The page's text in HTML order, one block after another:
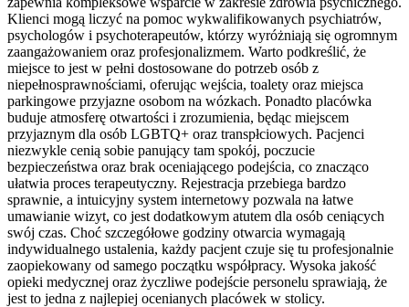
Klienci mogą liczyć na pomoc wykwalifikowanych psychiatrów,
psychologów i psychoterapeutów, którzy wyróżniają się ogromnym
zaangażowaniem oraz profesjonalizmem. Warto podkreślić, że
miejsce to jest w pełni dostosowane do potrzeb osób z
niepełnosprawnościami, oferując wejścia, toalety oraz miejsca
parkingowe przyjazne osobom na wózkach. Ponadto placówka
buduje atmosferę otwartości i zrozumienia, będąc miejscem
przyjaznym dla osób LGBTQ+ oraz transpłciowych. Pacjenci
niezwykle cenią sobie panujący tam spokój, poczucie
bezpieczeństwa oraz brak oceniającego podejścia, co znacząco
ułatwia proces terapeutyczny. Rejestracja przebiega bardzo
sprawnie, a intuicyjny system internetowy pozwala na łatwe
umawianie wizyt, co jest dodatkowym atutem dla osób ceniących
swój czas. Choć szczegółowe godziny otwarcia wymagają
indywidualnego ustalenia, każdy pacjent czuje się tu profesjonalnie
zaopiekowany od samego początku współpracy. Wysoka jakość
opieki medycznej oraz życzliwe podejście personelu sprawiają, że
jest to jedna z najlepiej ocenianych placówek w stolicy.